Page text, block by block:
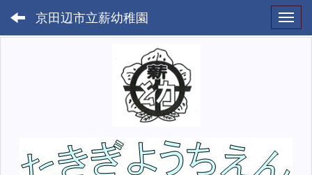
京田辺市立薪幼稚園